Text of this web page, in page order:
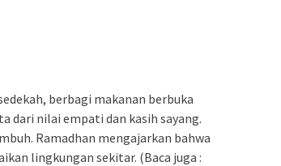
berbagi makanan berbuka
dari nilai empati dan kasih sayang.
Ramadhan mengajarkan bahwa
lingkungan sekitar. (Baca juga :